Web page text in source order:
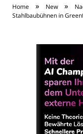
Home » New »
Stahlbaubühnen in